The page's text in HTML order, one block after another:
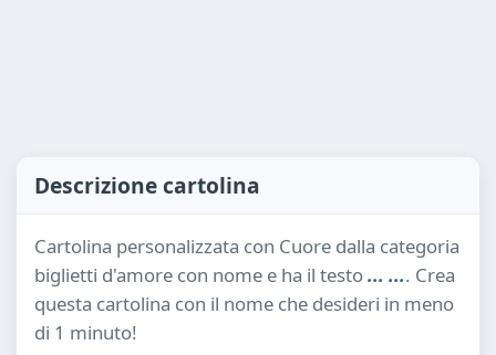
Descrizione cartolina
Cartolina personalizzata con Cuore dalla categoria
biglietti d'amore con nome e ha il testo... .... Crea
questa cartolina con il nome che desideri in meno
di 1 minuto!